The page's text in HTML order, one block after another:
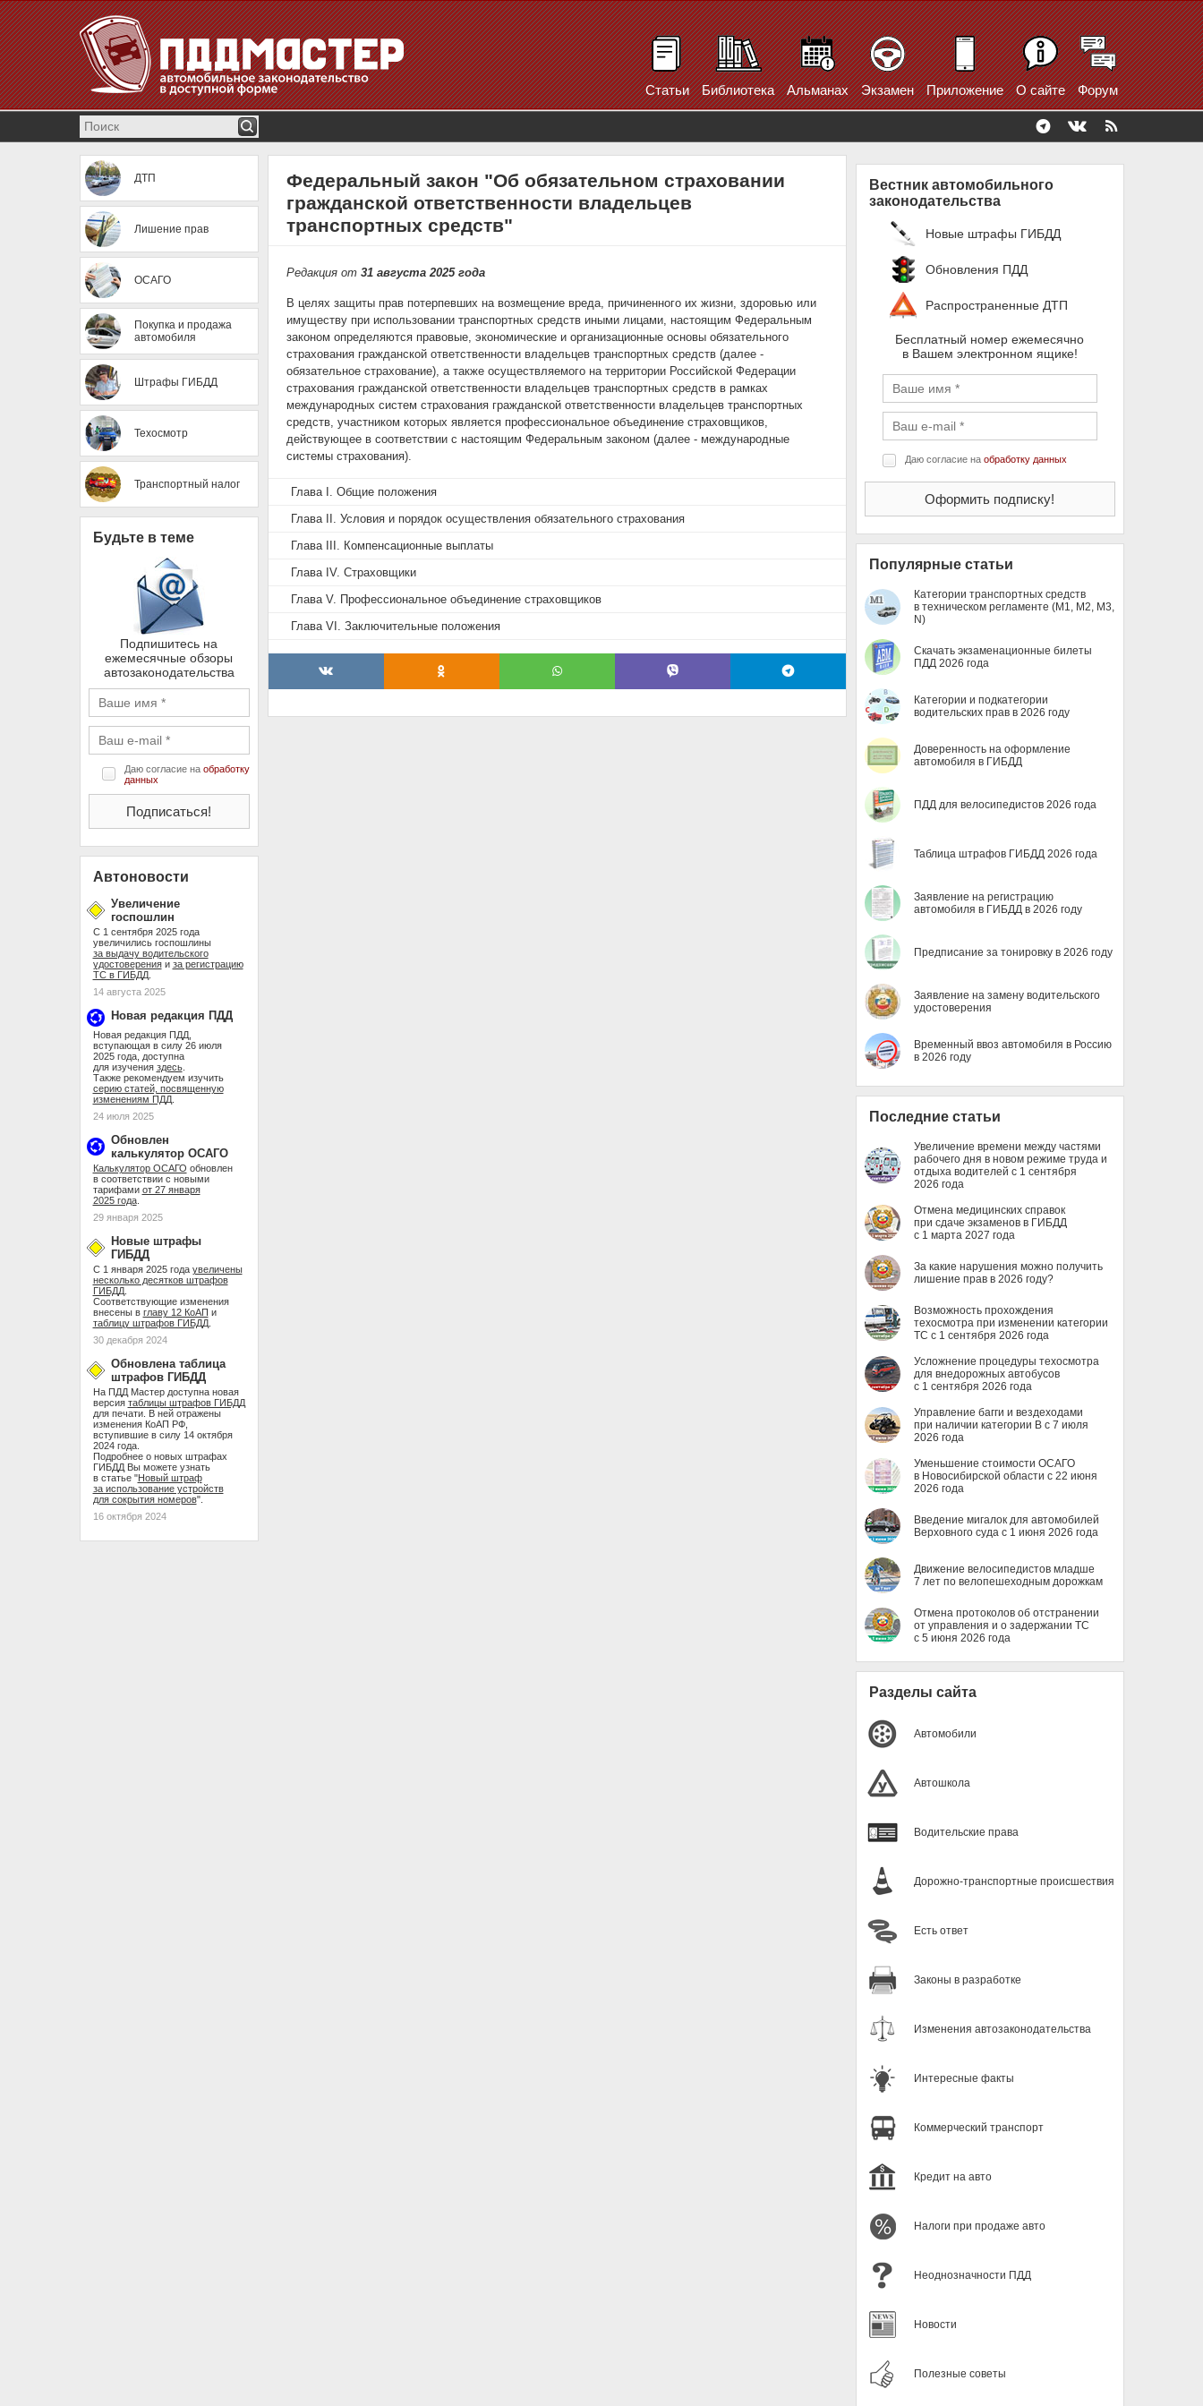
Статьи Библиотека Альманах Экзамен Приложение О сайте Форум
ДТП
Лишение прав
ОСАГО
Покупка и продажа
автомобиля
Штрафы ГИБДД
Техосмотр
Транспортный налог
Будьте в теме
Подпишитесь на
ежемесячные обзоры
автозаконодательства
Даю согласие на обработку
данных
Автоновости
Увеличение
госпошлин
С 1 сентября 2025 года
увеличились госпошлины
за выдачу водительского
удостоверенияи за регистрацию
ТС в ГИБДД.
14 августа 2025
Новая редакция ПДД
Новая редакция ПДД,
вступающая в силу 26 июля
2025 года, доступна
для изучения здесь.
Также рекомендуем изучить
серию статей, посвященную
изменениям ПДД.
24 июля 2025
Обновлен
калькулятор ОСАГО
Калькулятор ОСАГО обновлен
в соответствии с новыми
тарифами от 27 января
2025 года.
29 января 2025
Новые штрафы
ГИБДД
С 1 января 2025 года увеличены
несколько десятков штрафов
ГИБДД.
Соответствующие изменения
внесены в главу 12 КоАП и
таблицу штрафов ГИБДД.
30 декабря 2024
Обновлена таблица
штрафов ГИБДД
На ПДД Мастер доступна новая
версия таблицы штрафов ГИБДД
для печати. В ней отражены
изменения КоАП РФ,
вступившие в силу 14 октября
2024 года.
Подробнее о новых штрафах
ГИБДД Вы можете узнать
в статье "Новый штраф
за использование устройств
для сокрытия номеров".
16 октября 2024
Федеральный закон "Об обязательном страховании
гражданской ответственности владельцев
транспортных средств"
Редакция от 31 августа 2025 года
В целях защиты прав потерпевших на возмещение вреда, причиненного их жизни, здоровью или
имуществу при использовании транспортных средств иными лицами, настоящим Федеральным
законом определяются правовые, экономические и организационные основы обязательного
страхования гражданской ответственности владельцев транспортных средств (далее -
обязательное страхование), а также осуществляемого на территории Российской Федерации
страхования гражданской ответственности владельцев транспортных средств в рамках
международных систем страхования гражданской ответственности владельцев транспортных
средств, участником которых является профессиональное объединение страховщиков,
действующее в соответствии с настоящим Федеральным законом (далее - международные
системы страхования).
Глава I. Общие положения
Глава II. Условия и порядок осуществления обязательного страхования
Глава III. Компенсационные выплаты
Глава IV. Страховщики
Глава V. Профессиональное объединение страховщиков
Глава VI. Заключительные положения
Вестник автомобильного
законодательства
Новые штрафы ГИБДД
Обновления ПДД
Распространенные ДТП
Бесплатный номер ежемесячно
в Вашем электронном ящике!
Даю согласие на обработку данных
Популярные статьи
Категории транспортных средств
в техническом регламенте (M1, M2, M3,
N)
Скачать экзаменационные билеты
ПДД 2026 года
Категории и подкатегории
водительских прав в 2026 году
Доверенность на оформление
автомобиля в ГИБДД
ПДД для велосипедистов 2026 года
Таблица штрафов ГИБДД 2026 года
Заявление на регистрацию
автомобиля в ГИБДД в 2026 году
Предписание за тонировку в 2026 году
Заявление на замену водительского
удостоверения
Временный ввоз автомобиля в Россию
в 2026 году
Последние статьи
Увеличение времени между частями
рабочего дня в новом режиме труда и
отдыха водителей с 1 сентября
2026 года
Отмена медицинских справок
при сдаче экзаменов в ГИБДД
с 1 марта 2027 года
За какие нарушения можно получить
лишение прав в 2026 году?
Возможность прохождения
техосмотра при изменении категории
ТС с 1 сентября 2026 года
Усложнение процедуры техосмотра
для внедорожных автобусов
с 1 сентября 2026 года
Управление багги и вездеходами
при наличии категории B с 7 июля
2026 года
Уменьшение стоимости ОСАГО
в Новосибирской области с 22 июня
2026 года
Введение мигалок для автомобилей
Верховного суда с 1 июня 2026 года
Движение велосипедистов младше
7 лет по велопешеходным дорожкам
Отмена протоколов об отстранении
от управления и о задержании ТС
с 5 июня 2026 года
Разделы сайта
Автомобили
Автошкола
Водительские права
Дорожно-транспортные происшествия
Есть ответ
Законы в разработке
Изменения автозаконодательства
Интересные факты
Коммерческий транспорт
Кредит на авто
Налоги при продаже авто
Неоднозначности ПДД
Новости
Полезные советы